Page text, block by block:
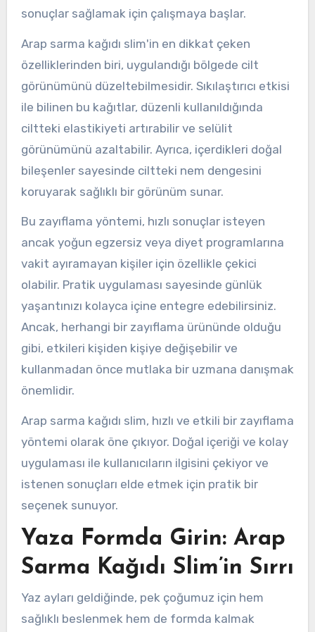
sonuçlar sağlamak için çalışmaya başlar.
Arap sarma kağıdı slim'in en dikkat çeken
özelliklerinden biri, uygulandığı bölgede cilt
görünümünü düzeltebilmesidir. Sıkılaştırıcı etkisi
ile bilinen bu kağıtlar, düzenli kullanıldığında
ciltteki elastikiyeti artırabilir ve selülit
görünümünü azaltabilir. Ayrıca, içerdikleri doğal
bileşenler sayesinde ciltteki nem dengesini
koruyarak sağlıklı bir görünüm sunar.
Bu zayıflama yöntemi, hızlı sonuçlar isteyen
ancak yoğun egzersiz veya diyet programlarına
vakit ayıramayan kişiler için özellikle çekici
olabilir. Pratik uygulaması sayesinde günlük
yaşantınızı kolayca içine entegre edebilirsiniz.
Ancak, herhangi bir zayıflama ürününde olduğu
gibi, etkileri kişiden kişiye değişebilir ve
kullanmadan önce mutlaka bir uzmana danışmak
önemlidir.
Arap sarma kağıdı slim, hızlı ve etkili bir zayıflama
yöntemi olarak öne çıkıyor. Doğal içeriği ve kolay
uygulaması ile kullanıcıların ilgisini çekiyor ve
istenen sonuçları elde etmek için pratik bir
seçenek sunuyor.
Yaza Formda Girin: Arap
Sarma Kağıdı Slim’in Sırrı
Yaz ayları geldiğinde, pek çoğumuz için hem
sağlıklı beslenmek hem de formda kalmak